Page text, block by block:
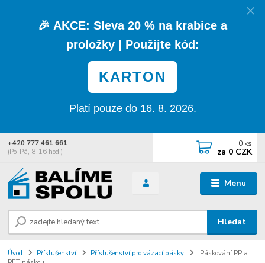
🎉 AKCE: Sleva 20 % na krabice a
proložky| Použijte kód:
KARTON
Platí pouze do 16. 8. 2026.
Menu
Hledat
+420 777 461 661
(Po-Pá, 8-16 hod.)
0 ks
za 0 CZK
Úvod Příslušenství Příslušenství pro vázací pásky
Páskování PP a